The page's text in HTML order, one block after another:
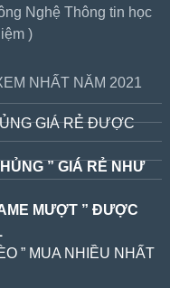
Nghệ Thông tin học
)
NHẤT NĂM 2021
GIÁ RẺ ĐƯỢC
” GIÁ RẺ NHƯ
MƯỢT ” ĐƯỢC
” MUA NHIỀU NHẤT